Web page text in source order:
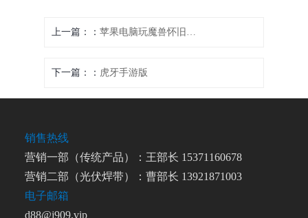
上一篇： 苹果电脑玩魔兽怀旧服攻略
下一篇： 虎牙手游版
销售热线
营销一部（传统产品）：王部长 15371160678
营销二部（光伏焊带）：曹部长 13921871003
电子邮箱
d88@j909.vip